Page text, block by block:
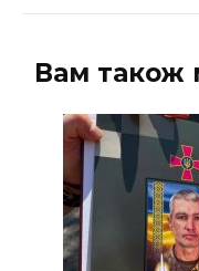
Вам також